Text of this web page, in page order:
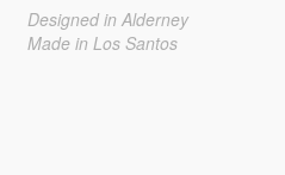
Designed in Alderney
Made in Los Santos